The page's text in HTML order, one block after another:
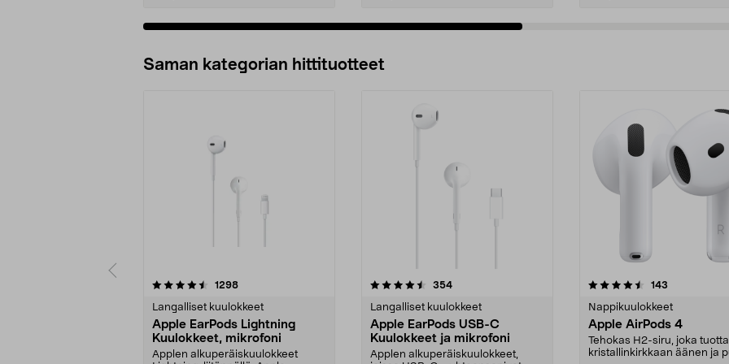
Saman kategorian hittituotteet
1298arvostelut
Langalliset kuulokkeet
Apple EarPods Lightning
Kuulokkeet, mikrofoni
Applen alkuperäiskuulokkeet
4.5 viidestä
354arvostelut
Langalliset kuulokkeet
Apple EarPods USB-C
Kuulokkeet ja mikrofoni
Applen alkuperäiskuulokkeet,
4.5 viidestä
143
Nappikuulokkeet
Apple AirPods 4
Tehokas H2-siru, joka
kristallinkirkkaan äänen ja
3.5 viidestä